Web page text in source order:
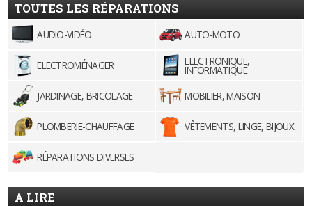
TOUTES LES RÉPARATIONS
AUDIO-VIDÉO AUTO-MOTO
ELECTROMÉNAGER ELECTRONIQUE,
INFORMATIQUE
JARDINAGE, BRICOLAGE
MOBILIER, MAISON
PLOMBERIE-CHAUFFAGE VÊTEMENTS, LINGE, BIJOUX
RÉPARATIONS DIVERSES
A LIRE